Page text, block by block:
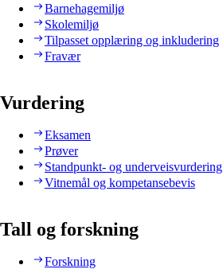
Barnehagemiljø
Skolemiljø
Tilpasset opplæring og inkludering
Fravær
Vurdering
Eksamen
Prøver
Standpunkt- og underveisvurdering
Vitnemål og kompetansebevis
Tall og forskning
Forskning